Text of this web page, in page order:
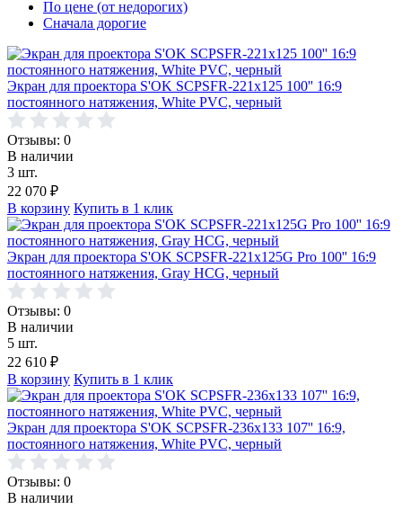
По цене (от недорогих)
Сначала дорогие
Экран для проектора S'OK SCPSFR-221x125 100'' 16:9
постоянного натяжения, White PVC, черный
Отзывы: 0
В наличии
3 шт.
22 070 ₽
В корзину Купить в 1 клик
Экран для проектора S'OK SCPSFR-221x125G Pro 100'' 16:9
постоянного натяжения, Gray HCG, черный
Отзывы: 0
В наличии
5 шт.
22 610 ₽
В корзину Купить в 1 клик
Экран для проектора S'OK SCPSFR-236x133 107'' 16:9,
постоянного натяжения, White PVC, черный
Отзывы: 0
В наличии